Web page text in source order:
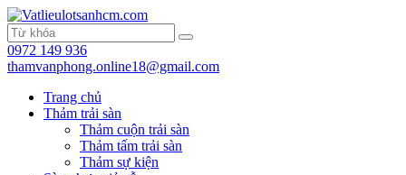
0972 149 936
thamvanphong.online18@gmail.com
Trang chủ
Thảm trải sàn
Thảm cuộn trải sàn
Thảm tấm trải sàn
Thảm sự kiện